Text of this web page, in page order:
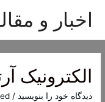
اخبار و
الکترونیک
دیدگاه‌ خود را بنویسید /